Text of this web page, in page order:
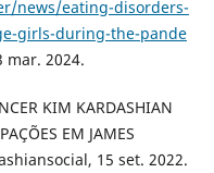
news/eating-disorders-
girls-during-the-pande
mar. 2024.
KIM KARDASHIAN
EM JAMES
15 set. 2022.